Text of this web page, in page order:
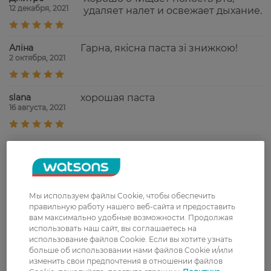
12 декабря, 2021
удаляет налет и освежает дыхание.
Аліна
2 октября, 2021
Гарна, якісна паста зі знижкою!
slana
16 августа, 2021
хорошая паста
6 января, 2021
освежающий и необычный
вкус, паста не печёт во рту, делая
не только приятной, но и
комфортной, хорошо подошла для
чувствительных зубов
5 декабря, 2020
Гарна, якісна паста, навіть трохи
відбілює зуби.
Мы используем файлы Cookie, чтобы обеспечить
правильную работу нашего веб-сайта и предоставить
вам максимально удобные возможности. Продолжая
использовать наш сайт, вы соглашаетесь на
использование файлов Cookie. Если вы хотите узнать
больше об использовании нами файлов Cookie и/или
изменить свои предпочтения в отношении файлов